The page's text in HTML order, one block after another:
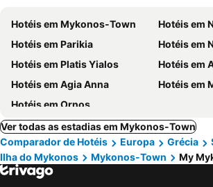
Hotéis em Mykonos-Town
Hotéis em
Hotéis em Parikia
Hotéis em
Hotéis em Platis Yialos
Hotéis em
Hotéis em Agia Anna
Hotéis em
Hotéis em Ornos
Ver todas as estadias em Mykonos-Town
Comparador de Hotéis
Europa Grécia
Ilha do Mykonos
Mykonos-Town My